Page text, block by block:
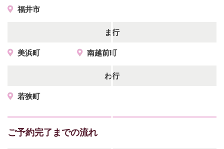
福井市
ま行
美浜町 南越前町
わ行
若狭町
ご予約完了までの流れ